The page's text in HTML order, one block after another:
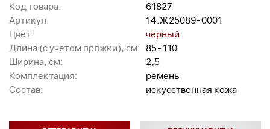
Код товара:
61827
Артикул:
14.Ж25089-0001
Цвет:
чёрный
Длина (с учётом пряжки), см:
85-110
Ширина, см:
2,5
Комплектация:
ремень
Состав:
искусственная кожа